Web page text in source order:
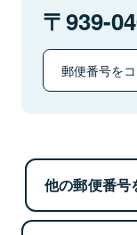
939-
郵便番号を
他の郵便番号